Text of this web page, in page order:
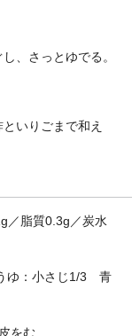
、さっとゆでる。
いりごまで和え
／脂質0.3g／炭水
ゆ：小さじ1/3 青
をむ